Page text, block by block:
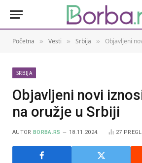
Početna » Vesti » Srbija » Objavljeni novi
SRBIJA
Objavljeni novi
na oružje u Srbiji
AUTOR BORBA.RS 18.11.2024. 27